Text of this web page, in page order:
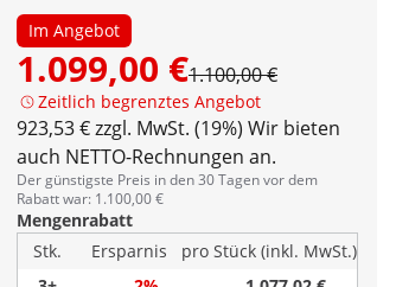
Im Angebot
1.099,00 €1.100,00 €
Zeitlich begrenztes Angebot
923,53 € zzgl. MwSt. (19%) Wir bieten
auch NETTO-Rechnungen an.
Der günstigste Preis in den 30 Tagen vor dem
Rabatt war: 1.100,00 €
Mengenrabatt
Stk.
Ersparnis
pro Stück (inkl. MwSt.)